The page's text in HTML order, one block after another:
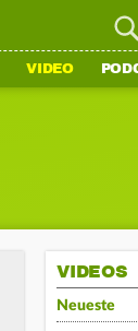
VIDEO
VIDEOS
Neueste